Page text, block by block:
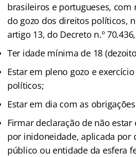
brasileiros e portugueses, com
do gozo dos direitos políticos,
artigo 13, do Decreto n.º
Ter idade mínima de 18
Estar em pleno gozo e
políticos;
Estar em dia com as
Firmar declaração de não
por inidoneidade, aplicada por
público ou entidade da esfera